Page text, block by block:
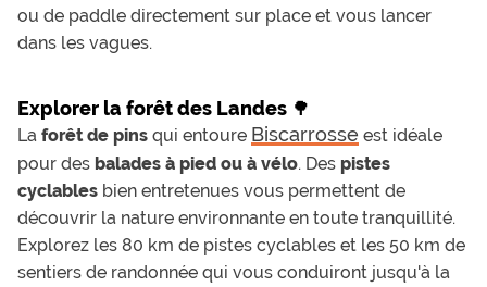
ou de paddle directement sur place et vous lancer
dans les vagues.
Explorer la forêt des Landes 🌳
La forêt de pins qui entoure Biscarrosse est idéale
pour des balades à pied ou à vélo. Des pistes
cyclables bien entretenues vous permettent de
découvrir la nature environnante en toute tranquillité.
Explorez les 80 km de pistes cyclables et les 50 km de
sentiers de randonnée qui vous conduiront jusqu'à la